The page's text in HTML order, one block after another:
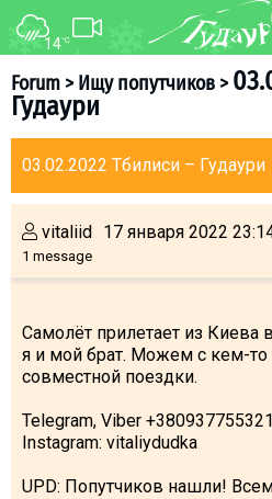
14°C
Forum>Ищу попутчиков>
Гудаури
03.02.2022 Тбилиси – Гудаури
vitaliid
1 message
17 января 2022
Самолёт прилетает из Киева
я и мой брат. Можем с кем-то
совместной поездки.
Telegram, Viber +380937755321
Instagram: vitaliydudka
UPD: Попутчиков нашли!
FORUM
About ski resort
Piste map
Ski instructors
Ski rent
Kids in Gudauri
Après-ski
Events schedule
Join
Gudauri